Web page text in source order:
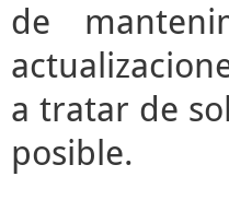
de
a tratar de
posible.